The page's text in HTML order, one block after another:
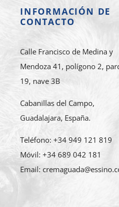
INFORMACIÓN DE
CONTACTO
Calle Francisco de Medina y
Mendoza 41, polígono 2,
19, nave 3B
Cabanillas del Campo,
Guadalajara, España.
Teléfono: +34 949 121 819
Móvil: +34 689 042 181
Email: